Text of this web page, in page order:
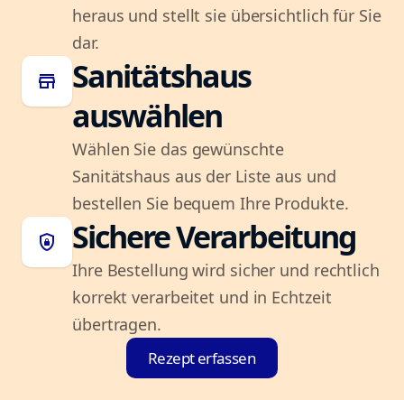
heraus und stellt sie übersichtlich für Sie
dar.
store
Sanitätshaus
auswählen
Wählen Sie das gewünschte
Sanitätshaus aus der Liste aus und
bestellen Sie bequem Ihre Produkte.
shield_lock Sichere Verarbeitung
Ihre Bestellung wird sicher und rechtlich
korrekt verarbeitet und in Echtzeit
übertragen.
Rezept erfassen